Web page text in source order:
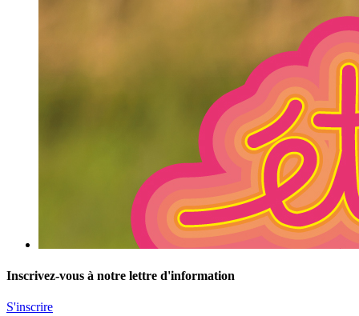
Inscrivez-vous à notre lettre d'information
S'inscrire